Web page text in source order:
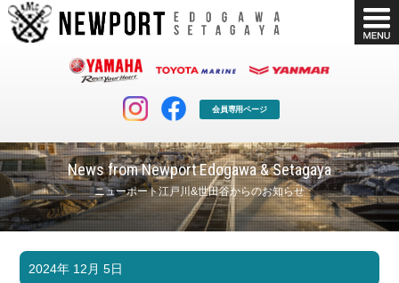
会員専用ページ
News from Newport Edogawa & Setagaya
ニューポート江戸川&世田谷からのお知らせ
マリンクラブ
マリンライフを堪能したい！
ボート販売
2024年 12月 5日